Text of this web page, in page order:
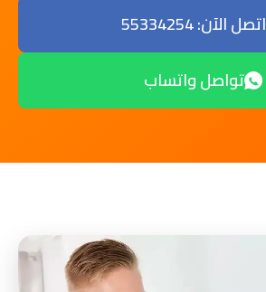
اتصل الآن: 55334254
تواصل واتساب